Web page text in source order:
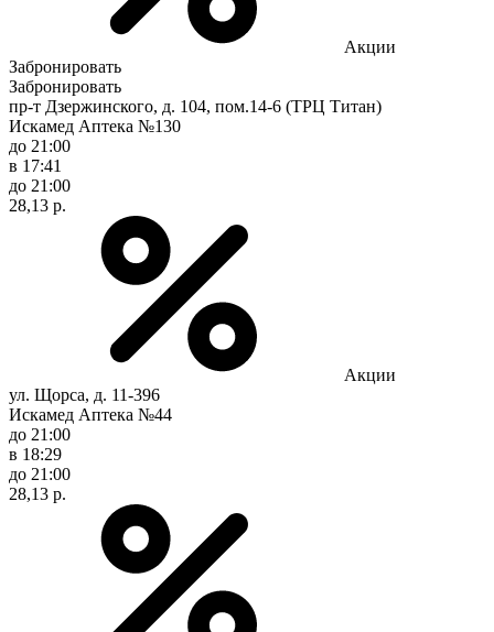
Акции
Забронировать
Забронировать
пр-т Дзержинского, д. 104, пом.14-6 (ТРЦ Титан)
Искамед Аптека №130
до 21:00
в 17:41
до 21:00
28,13 р.
Акции
ул. Щорса, д. 11-396
Искамед Аптека №44
до 21:00
в 18:29
до 21:00
28,13 р.